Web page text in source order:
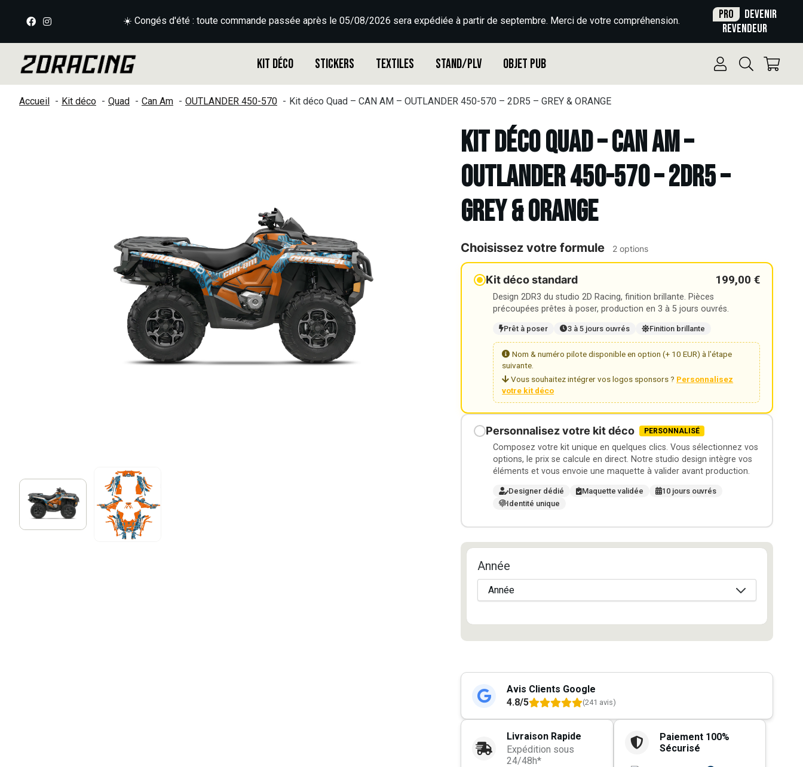
☀️ Congés d'été : toute commande passée après le 05/08/2026 sera expédiée à partir de septembre. Merci de votre compréhension. Pro
Devenir
revendeur
Kit déco Stickers Textiles Stand/PLV Objet Pub
Accueil Kit déco Quad Can Am OUTLANDER 450-570 Kit déco Quad – CAN AM – OUTLANDER 450-570 – 2DR5 – GREY & ORANGE
Kit déco Quad – CAN AM –
OUTLANDER 450-570 – 2DR5 –
GREY & ORANGE
Choisissez votre formule 2 options
Kit déco standard 199,00 €
Design 2DR3 du studio 2D Racing, finition brillante. Pièces
précoupées prêtes à poser, production en 3 à 5 jours ouvrés.
Prêt à poser 3 à 5 jours ouvrés Finition brillante
Nom & numéro pilote disponible en option (+ 10 EUR) à l'étape
suivante.
Vous souhaitez intégrer vos logos sponsors ? Personnalisez
votre kit déco
Personnalisez votre kit déco PERSONNALISÉ
Composez votre kit unique en quelques clics. Vous sélectionnez vos
options, le prix se calcule en direct. Notre studio design intègre vos
éléments et vous envoie une maquette à valider avant production.
Designer dédié Maquette validée
10 jours ouvrés
Identité unique
Année
Avis Clients Google
4.8/5
(241 avis)
Livraison Rapide
Expédition sous
24/48h*
Paiement 100%
Sécurisé